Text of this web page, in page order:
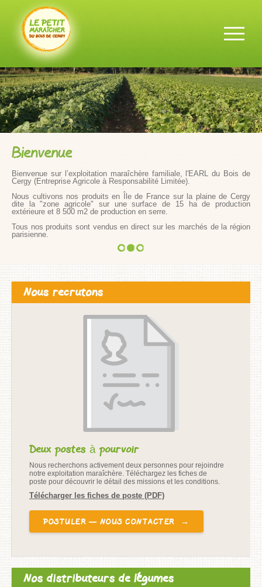
ACCUEIL
EXPLOITATION
LIEUX DEVENTES
PRODUITS
CONTACT
Bienvenue
Bienvenue sur l’exploitation maraîchère familiale, l'EARL du Bois de
Cergy (Entreprise Agricole à Responsabilité Limitée).
Nous cultivons nos produits en Île de France sur la plaine de Cergy
dite la "zone agricole" sur une surface de 15 ha de production
extérieure et 8 500 m2 de production en serre.
Tous nos produits sont vendus en direct sur les marchés de la région
parisienne.
1 2 3
Nous recrutons
Deux postes à pourvoir
Nous recherchons activement deux personnes pour rejoindre
notre exploitation maraîchère. Téléchargez les fiches de
poste pour découvrir le détail des missions et les conditions.
Télécharger les fiches de poste (PDF)
POSTULER — NOUS CONTACTER →
Nos distributeurs de légumes